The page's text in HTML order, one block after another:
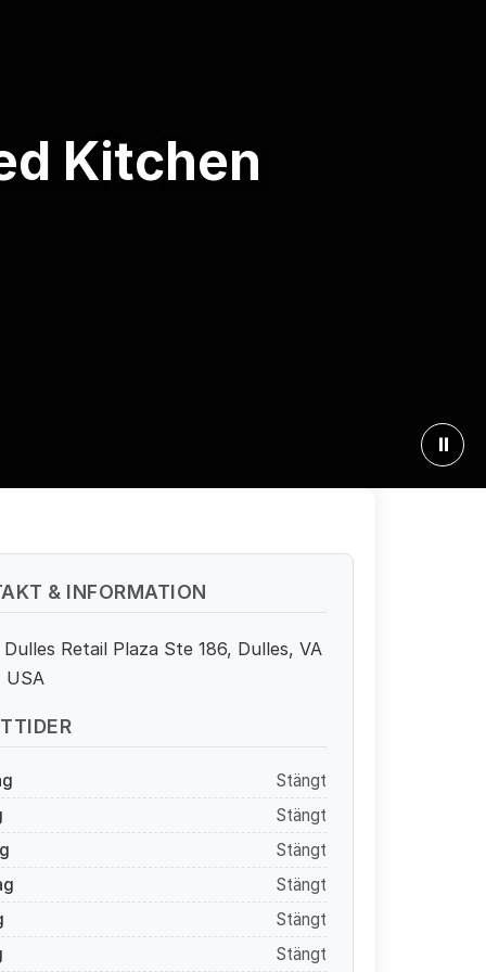
Kitchen
⏸
& INFORMATION
Retail Plaza Ste 186, Dulles, VA
USA
Stängt
Stängt
Stängt
Stängt
Stängt
Stängt